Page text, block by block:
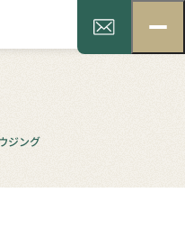
ジング